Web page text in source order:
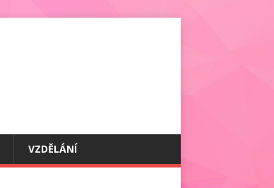
VZDĚLÁNÍ